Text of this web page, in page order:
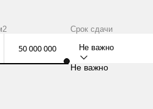
Срок сдачи
Не важно
Не важно